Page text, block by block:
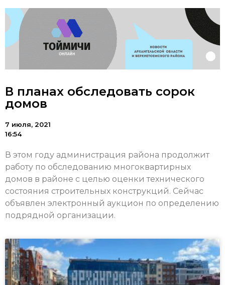
В планах обследовать сорок
домов
7 июля, 2021
16:54
В этом году администрация района продолжит
работу по обследованию многоквартирных
домов в районе с целью оценки технического
состояния строительных конструкций. Сейчас
объявлен электронный аукцион по определению
подрядной организации.